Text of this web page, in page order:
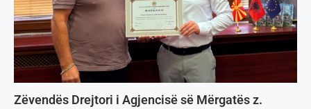
Zëvendës Drejtori i Agjencisë së Mërgatës z.